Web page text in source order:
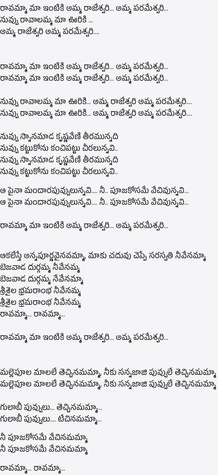
రావమ్మా మా ఇంటికి అమ్మ రాజేశ్వరి… అమ్మ పరమేశ్వరి…
నువ్వు రావాలమ్మ మా ఊరికి …
అమ్మ రాజేశ్వరి అమ్మ పరమేశ్వరి….
రావమ్మా మా ఇంటికి అమ్మ రాజేశ్వరి… అమ్మ పరమేశ్వరి…
రావమ్మా మా ఇంటికి అమ్మ రాజేశ్వరి… అమ్మ పరమేశ్వరి…
నువ్వు రావాలమ్మ మా ఊరికి… అమ్మ రాజేశ్వరి అమ్మ పరమేశ్వరి….
నువ్వు రావాలమ్మ మా ఊరికి… అమ్మ రాజేశ్వరి అమ్మ పరమేశ్వరి….
నువ్వు స్నానమాడ కృష్ణవేణి తీరమున్నది
నువ్వు కట్టుకోను కంచిపట్టు చీరలున్నవి..
నువ్వు స్నానమాడ కృష్ణవేణి తీరమున్నది
నువ్వు కట్టుకోను కంచిపట్టు చీరలున్నవి..
ఆ పైనా మందారపువ్వులున్నవి…. నీ.. పూజకోసమే వేచివున్నవి…
ఆ పైనా మందారపువ్వులున్నవి…. నీ.. పూజకోసమే వేచివున్నవి…
రావమ్మా మా ఇంటికి అమ్మ రాజేశ్వరి… అమ్మ పరమేశ్వరి…
ఆకలేస్తే అన్నపూర్ణవైనవమ్మా, మాకు చదువు చెప్పే సరస్వతి నీవేనమ్మా
బెజవాడ దుర్గమ్మ నీవేనమ్మ
బెజవాడ దుర్గమ్మ నేవేనమ్మా
శ్రీశైల భ్రమరాంభ నీవేనమ్మ
శ్రీశైల భ్రమరాంభ నీవేనమ్మ
రావమ్మా… రావమ్మా…
రావమ్మా మా ఇంటికి అమ్మ రాజేశ్వరి… అమ్మ పరమేశ్వరి…
మల్లెపూల మాలలే తెచ్చినమమ్మా, నీకు సన్నజాజి పువ్వులే తెచ్చినమమ్మా
మల్లెపూల మాలలే తెచ్చినమమ్మా, నీకు సన్నజాజి పువ్వులే తెచ్చినమమ్మా
గులాబీ పువ్వులు… తెచ్చినమమ్మా…
గులాబీ పువ్వులు…. టేచినమమ్మా…
నీ పూజకోసమే వేచినమమ్మా
నీ పూజకోసమే వేచినమమ్మా
రావమ్మా… రావమ్మా…